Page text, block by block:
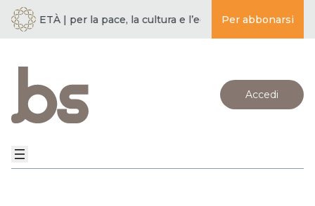
SOCIETÀ | per la pace, la cultura e l’educazione ·BUDDISMO
Per abbonarsi
Accedi